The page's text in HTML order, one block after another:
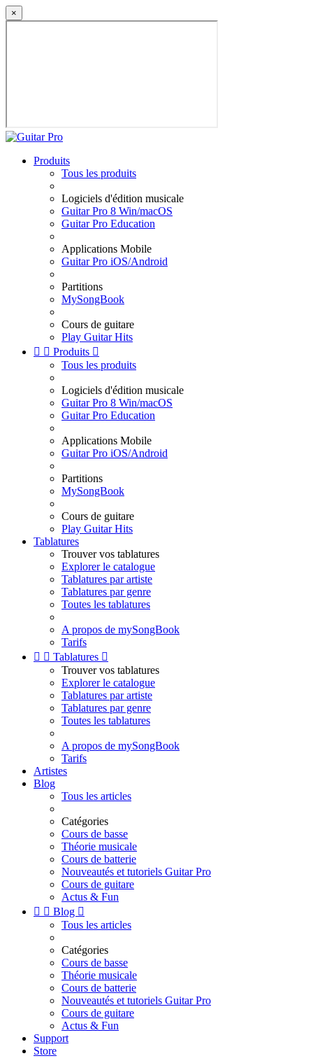
×
Produits
Tous les produits
Logiciels d'édition musicale
Guitar Pro 8 Win/macOS
Guitar Pro Education
Applications Mobile
Guitar Pro iOS/Android
Partitions
MySongBook
Cours de guitare
Play Guitar Hits
  Produits 
Tous les produits
Logiciels d'édition musicale
Guitar Pro 8 Win/macOS
Guitar Pro Education
Applications Mobile
Guitar Pro iOS/Android
Partitions
MySongBook
Cours de guitare
Play Guitar Hits
Tablatures
Trouver vos tablatures
Explorer le catalogue
Tablatures par artiste
Tablatures par genre
Toutes les tablatures
A propos de mySongBook
Tarifs
  Tablatures 
Trouver vos tablatures
Explorer le catalogue
Tablatures par artiste
Tablatures par genre
Toutes les tablatures
A propos de mySongBook
Tarifs
Artistes
Blog
Tous les articles
Catégories
Cours de basse
Théorie musicale
Cours de batterie
Nouveautés et tutoriels Guitar Pro
Cours de guitare
Actus & Fun
  Blog 
Tous les articles
Catégories
Cours de basse
Théorie musicale
Cours de batterie
Nouveautés et tutoriels Guitar Pro
Cours de guitare
Actus & Fun
Support
Store